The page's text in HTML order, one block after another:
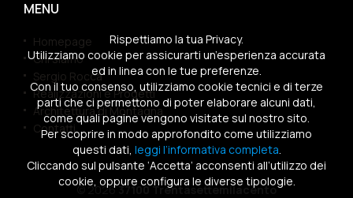
MENU
Homepage
Chi siamo
Sergio Rocca
Realizzazioni e Progetti
Architettura di Montagna
Contatti
© 202637100 Trentasettemilacento
Rispettiamo la tua Privacy.
Utilizziamo cookie per assicurarti un’esperienza accurata
ed in linea con le tue preferenze.
Con il tuo consenso, utilizziamo cookie tecnici e di terze
parti che ci permettono di poter elaborare alcuni dati,
come quali pagine vengono visitate sul nostro sito.
Per scoprire in modo approfondito come utilizziamo
questi dati, leggi l’informativa completa.
Cliccando sul pulsante ‘Accetta’ acconsenti all’utilizzo dei
cookie, oppure configura le diverse tipologie.